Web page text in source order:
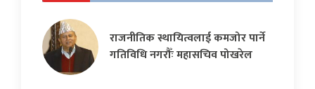
राजनीतिक स्थायित्वलाई कमजोर पार्ने
गतिविधि नगरौँः महासचिव पोखरेल